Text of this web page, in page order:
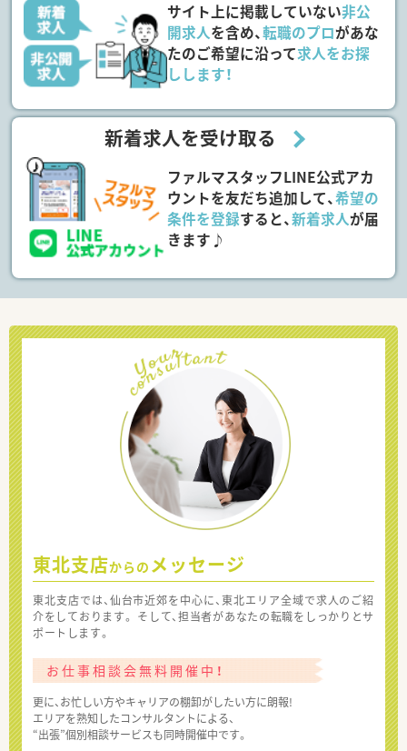
サイト上に掲載していない非公
開求人を含め、転職のプロがあな
たのご希望に沿って求人をお探
しします！
新着求人を受け取る
ファルマスタッフLINE公式アカ
ウントを友だち追加して、希望の
条件を登録すると、新着求人が届
きます♪
東北支店からの メッセージ
東北支店では、仙台市近郊を中心に、東北エリア全域で求人のご紹
介をしております。 そして、担当者があなたの転職をしっかりとサ
ポートします。
お仕事相談会無料開催中！
更に、お忙しい方やキャリアの棚卸がしたい方に朗報!
エリアを熟知したコンサルタントによる、
“出張”個別相談サービスも同時開催中です。